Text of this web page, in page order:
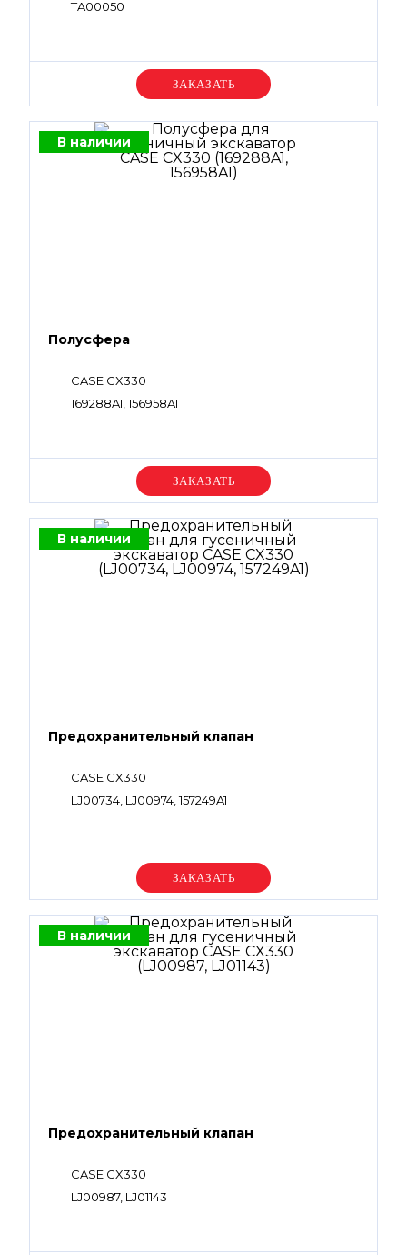
TA00050
Уточняйте цену
В наличии
Полусфера
CASE CX330
169288A1, 156958A1
Уточняйте цену
В наличии
Предохранительный клапан
CASE CX330
LJ00734, LJ00974, 157249A1
Уточняйте цену
В наличии
Предохранительный клапан
CASE CX330
LJ00987, LJ01143